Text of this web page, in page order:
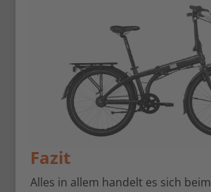
Fazit
Alles in allem handelt es sich beim